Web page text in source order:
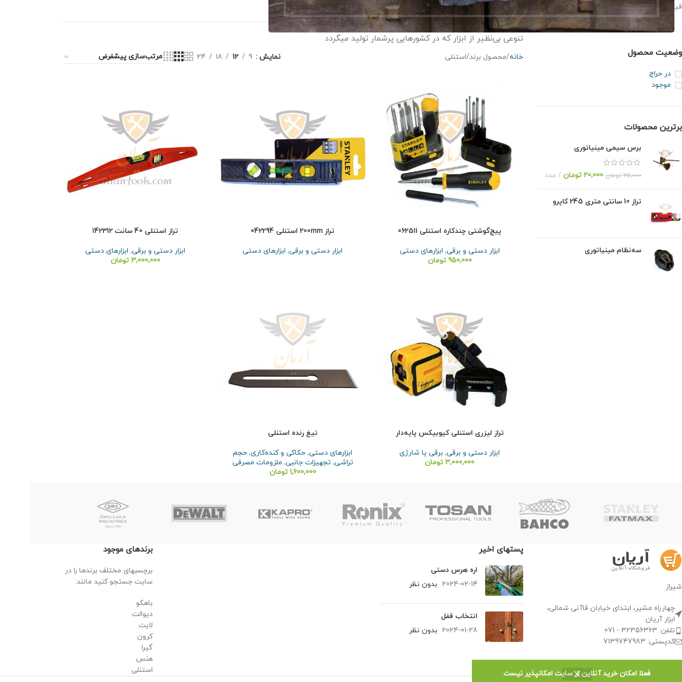
فعلا امکان خرید آنلاین از سایت امکانپذیر نیست
فیلتر قیمت: 0 تومان —3,000,000 تومان
وضعیت محصول
در حراج
موجود
برترین محصولات
برس سیمی مینیاتوری
25,000 تومان 20,000 تومان عدد
تراز 10 سانتی متری 245 کاپرو
سه‌نظام مینیاتوری
برند استنلی، بزرگترین تولیدکننده و توزیع‌کننده ابزار دنیا
تنوعی بی‌نظیر از ابزار که در کشورهایی پرشمار تولید میگردد
خانه محصول برند استنلی نمایش 9
12
18
24
پیچ‌گوشتی چندکاره استنلی 062511
ابزار دستی و برقی, ابزارهای دستی
950,000 تومان
تراز 200mm استنلی 042294
ابزار دستی و برقی, ابزارهای دستی
تراز استنلی 40 سانت 142312
ابزار دستی و برقی, ابزارهای دستی
3,000,000 تومان
تراز لیزری استنلی کیوبیکس پایه‌دار
ابزار دستی و برقی, برقی یا شارژی
3,000,000 تومان
تیغ رنده استنلی
ابزارهای دستی, حکاکی و کنده‌کاری, حجم
تراشی,تجهیزات جانبی, ملزومات مصرفی
1,600,000 تومان
شیراز
چهارراه مشیر، ابتدای خیابان قاآنی شمالی،
ابزار آریان
تلفن: 32356363 - 071
کدپستی: 7139747983
پستهای اخیر
اره هرس دستی
2024-02-14 بدون نظر
انتخاب قفل
2024-01-28 بدون نظر
برندهای موجود
برچسبهای مختلف برندها را در
سایت جستجو کنید مانند:
باهکو
دیوالت
لایت
کرون
گیرا
هنس
استنلی